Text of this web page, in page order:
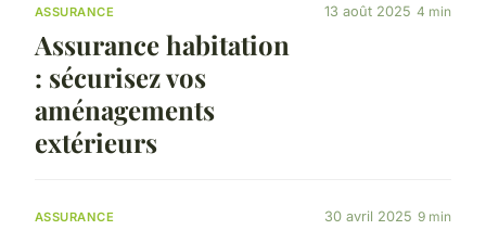
ASSURANCE
Assurance habitation
: sécurisez vos
aménagements
extérieurs
13 août 2025 4 min
ASSURANCE 30 avril 2025 9 min